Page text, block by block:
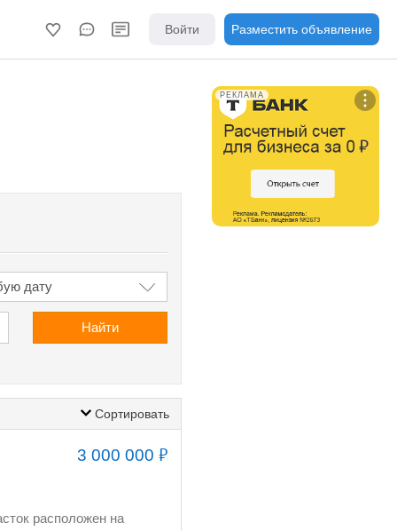
Войти Разместить объявление
Найти
Сортировать
3 000 000₽
РЕКЛАМА